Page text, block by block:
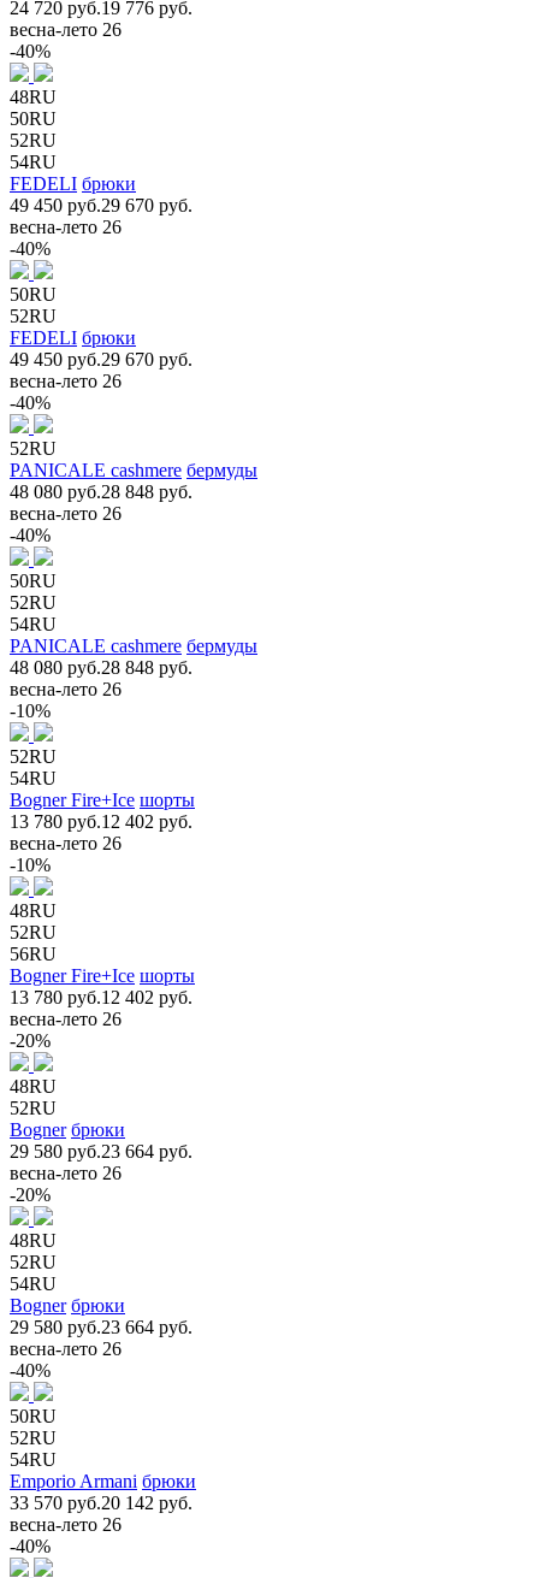
24 720 руб.19 776 руб.
весна-лето 26
-40%
48RU
50RU
52RU
54RU
FEDELI брюки
49 450 руб.29 670 руб.
весна-лето 26
-40%
50RU
52RU
FEDELI брюки
49 450 руб.29 670 руб.
весна-лето 26
-40%
52RU
PANICALE cashmere бермуды
48 080 руб.28 848 руб.
весна-лето 26
-40%
50RU
52RU
54RU
PANICALE cashmere бермуды
48 080 руб.28 848 руб.
весна-лето 26
-10%
52RU
54RU
Bogner Fire+Ice шорты
13 780 руб.12 402 руб.
весна-лето 26
-10%
48RU
52RU
56RU
Bogner Fire+Ice шорты
13 780 руб.12 402 руб.
весна-лето 26
-20%
48RU
52RU
Bogner брюки
29 580 руб.23 664 руб.
весна-лето 26
-20%
48RU
52RU
54RU
Bogner брюки
29 580 руб.23 664 руб.
весна-лето 26
-40%
50RU
52RU
54RU
Emporio Armani брюки
33 570 руб.20 142 руб.
весна-лето 26
-40%